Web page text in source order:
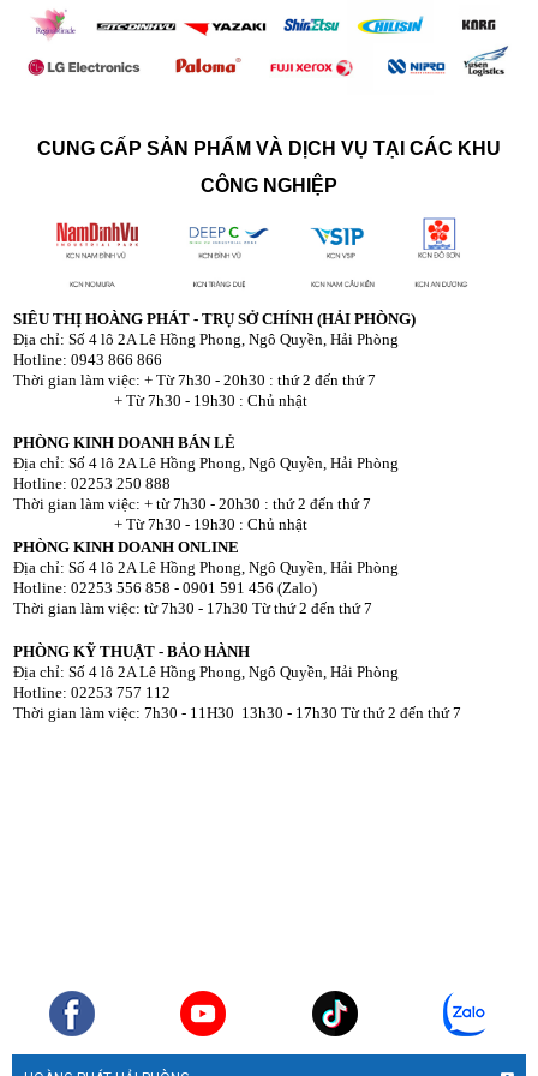
CUNG CẤP SẢN PHẨM VÀ DỊCH VỤ TẠI CÁC KHU
CÔNG NGHIỆP
SIÊU THỊ HOÀNG PHÁT - TRỤ SỞ CHÍNH (HẢI PHÒNG)
Địa chỉ: Số 4 lô 2A Lê Hồng Phong, Ngô Quyền, Hải Phòng
Hotline: 0943 866 866
Thời gian làm việc: + Từ 7h30 - 20h30 : thứ 2 đến thứ 7
+ Từ 7h30 - 19h30 : Chủ nhật
PHÒNG KINH DOANH BÁN LẺ
Địa chỉ: Số 4 lô 2A Lê Hồng Phong, Ngô Quyền, Hải Phòng
Hotline: 02253 250 888
Thời gian làm việc: + từ 7h30 - 20h30 : thứ 2 đến thứ 7
+ Từ 7h30 - 19h30 : Chủ nhật
PHÒNG KINH DOANH ONLINE
Địa chỉ: Số 4 lô 2A Lê Hồng Phong, Ngô Quyền, Hải Phòng
Hotline: 02253 556 858 - 0901 591 456 (Zalo)
Thời gian làm việc: từ 7h30 - 17h30 Từ thứ 2 đến thứ 7
PHÒNG KỸ THUẬT - BẢO HÀNH
Địa chỉ: Số 4 lô 2A Lê Hồng Phong, Ngô Quyền, Hải Phòng
Hotline: 02253 757 112
Thời gian làm việc: 7h30 - 11H30 13h30 - 17h30 Từ thứ 2 đến thứ 7